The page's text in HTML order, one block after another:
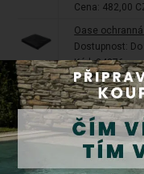
Cena: 482,00
Oase
Dostupnost:
Kód: 34876
Cena: 685,00
Oase Eco
Dostupnost:
Kód: 47673
Cena: 3 939,00